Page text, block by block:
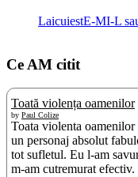
LaicuiestE-MI-L
Ce AM citit
Toată violența oamenilor
by Paul Colize
Toata violenta oamenilor
un personaj absolut
tot sufletul. Eu l-am
m-am cutremurat